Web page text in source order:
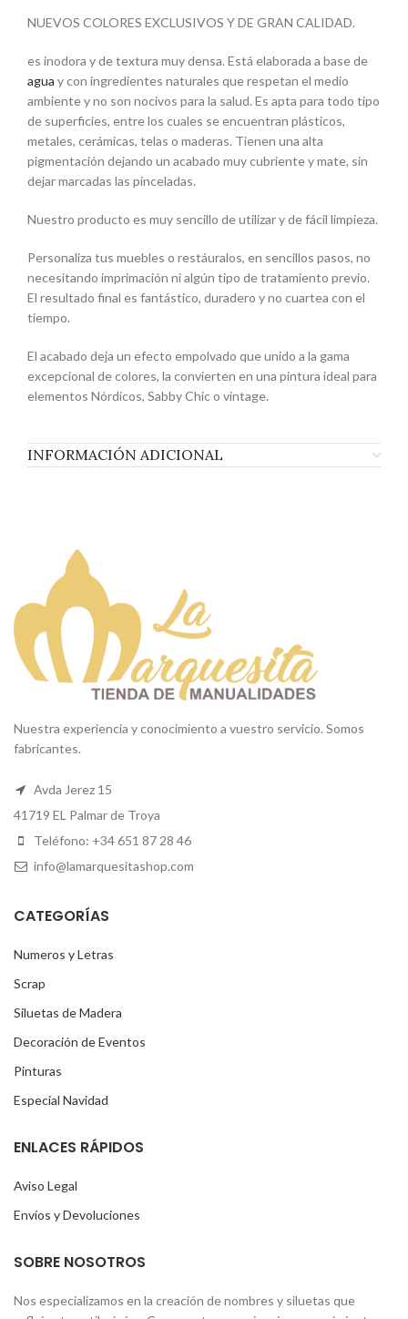
NUEVOS COLORES EXCLUSIVOS Y DE GRAN CALIDAD.
es inodora y de textura muy densa. Está elaborada a base de
agua y con ingredientes naturales que respetan el medio
ambiente y no son nocivos para la salud. Es apta para todo tipo
de superficies, entre los cuales se encuentran plásticos,
metales, cerámicas, telas o maderas. Tienen una alta
pigmentación dejando un acabado muy cubriente y mate, sin
dejar marcadas las pinceladas.
Nuestro producto es muy sencillo de utilizar y de fácil limpieza.
Personaliza tus muebles o restáuralos, en sencillos pasos, no
necesitando imprimación ni algún tipo de tratamiento previo.
El resultado final es fantástico, duradero y no cuartea con el
tiempo.
El acabado deja un efecto empolvado que unido a la gama
excepcional de colores, la convierten en una pintura ideal para
elementos Nórdicos, Sabby Chic o vintage.
INFORMACIÓN ADICIONAL
Nuestra experiencia y conocimiento a vuestro servicio. Somos
fabricantes.
Avda Jerez 15
41719 EL Palmar de Troya
Teléfono: +34 651 87 28 46
info@lamarquesitashop.com
CATEGORÍAS
Numeros y Letras
Scrap
Siluetas de Madera
Decoración de Eventos
Pinturas
Especial Navidad
ENLACES RÁPIDOS
Aviso Legal
Envíos y Devoluciones
SOBRE NOSOTROS
Nos especializamos en la creación de nombres y siluetas que